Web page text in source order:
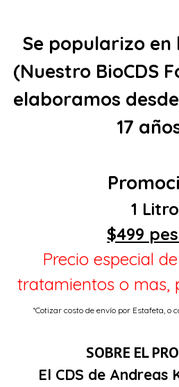
Se popularizo
(Nuestro BioCDS
elaboramos
17
1 Litro
$499
Precio especial
tratamientos o mas,
*Cotizar costo de envío por Estafeta, o
SOBRE EL
El CDS de Andreas